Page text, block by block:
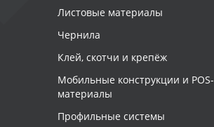
Листовые материалы
Чернила
Клей, скотчи и крепёж
Мобильные конструкции и POS-
материалы
Профильные системы